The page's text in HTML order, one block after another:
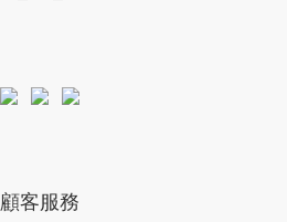
顧客服務